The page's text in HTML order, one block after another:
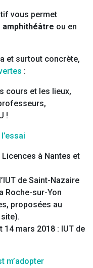
vous permet
amphithéâtre ou en
et surtout concrète,
:
cours et les lieux,
!
à Nantes et
de Saint-Nazaire
Roche-sur-Yon
proposées au
14 mars 2018 : IUT de
m’adopter